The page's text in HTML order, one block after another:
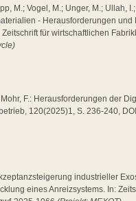
M.; Vogel, M.; Unger, M.; Ullah,
- Herausforderungen und
für wirtschaftlichen
F.: Herausforderungen der
120(2025)1, S. 236-240,
industrieller
eines Anreizsystems. In: